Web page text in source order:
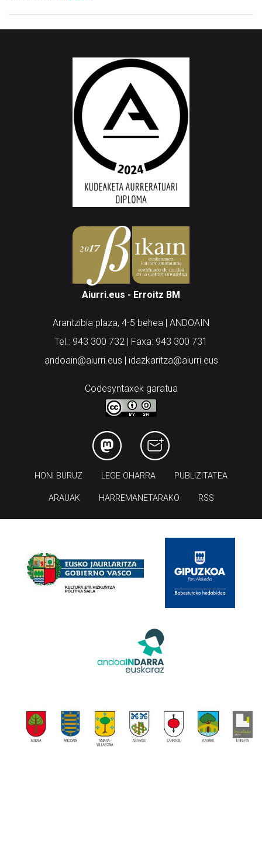
Aiurri.eus - Erroitz BM
Arantzibia plaza, 4-5 behea | ANDOAIN
Tel.: 943 300 732 | Faxa: 943 300 731
andoain@aiurri.eus | idazkaritza@aiurri.eus
Codesyntaxek garatua
HONI BURUZ LEGE OHARRA PUBLIZITATEA
ARAUAK HARREMANETARAKO RSS